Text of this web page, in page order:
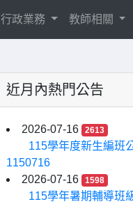
行政業務 教師相關
近月內熱門公告
2026-07-16 2613
115學年度新生編班
1150716
2026-07-16
1598
115學年暑期輔導班